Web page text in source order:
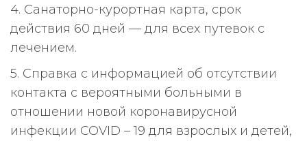
4. Санаторно-курортная карта, срок
действия 60 дней — для всех путевок с
лечением.
5. Справка с информацией об отсутствии
контакта с вероятными больными в
отношении новой коронавирусной
инфекции COVID – 19 для взрослых и детей,